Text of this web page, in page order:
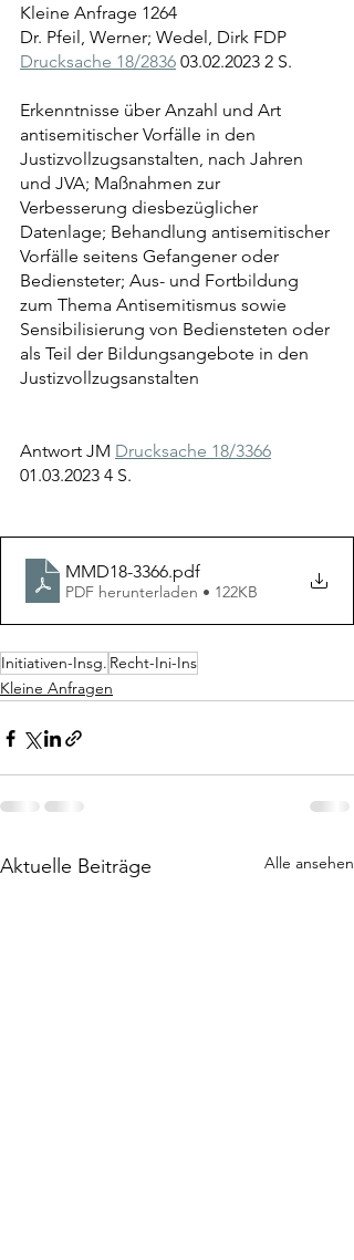
Kleine Anfrage 1264
Dr. Pfeil, Werner; Wedel, Dirk FDP
Drucksache 18/2836 03.02.2023 2 S.
Erkenntnisse über Anzahl und Art
antisemitischer Vorfälle in den
Justizvollzugsanstalten, nach Jahren
und JVA; Maßnahmen zur
Verbesserung diesbezüglicher
Datenlage; Behandlung antisemitischer
Vorfälle seitens Gefangener oder
Bediensteter; Aus- und Fortbildung
zum Thema Antisemitismus sowie
Sensibilisierung von Bediensteten oder
als Teil der Bildungsangebote in den
Justizvollzugsanstalten
Antwort JM Drucksache 18/3366
01.03.2023 4 S.
MMD18-3366.pdf
PDF herunterladen • 122KB
Initiativen-Insg. Recht-Ini-Ins
Kleine Anfragen
Aktuelle Beiträge Alle ansehen